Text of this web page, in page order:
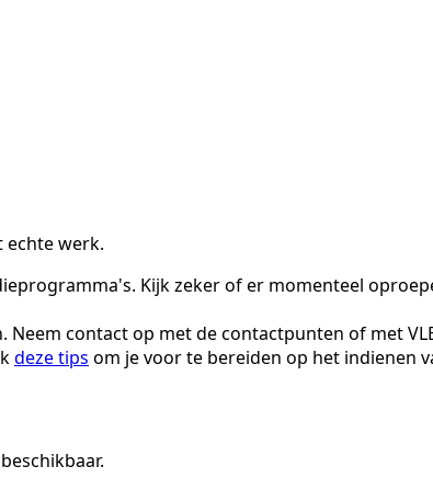
echte werk.
Kijk zeker of er momenteel
contact op met de contactpunten of met
deze tips om je voor te bereiden op het indienen